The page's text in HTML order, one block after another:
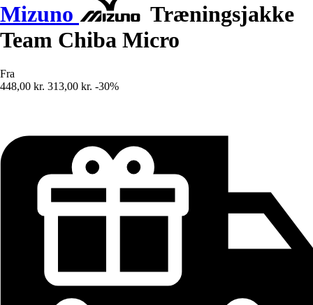
Mizuno
Træningsjakke
Team Chiba Micro
Fra
448,00 kr. 313,00 kr. -30%